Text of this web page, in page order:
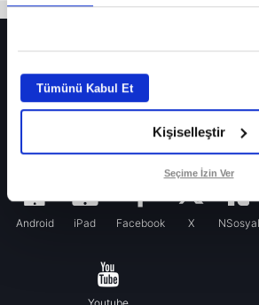
Tümünü Kabul Et
Kişiselleştir
Seçime İzin Ver
Fenerbahçe’de sürpriz ayrılık ihtimali! Devre
Fenerbahçe’nin yeni transferi Mason
Galatasaray’da rota yeniden Thiago Almada!
Android iPad Facebook X NSosyal